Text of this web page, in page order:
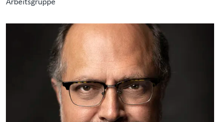
Arbeitsgruppe